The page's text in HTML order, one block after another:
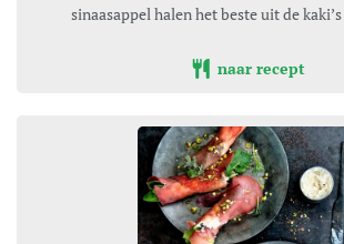
sinaasappel halen het beste uit de
naar recept